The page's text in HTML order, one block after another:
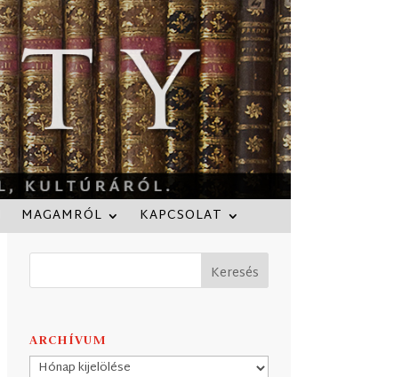
MAGAMRÓL KAPCSOLAT
ARCHÍVUM
Archívum